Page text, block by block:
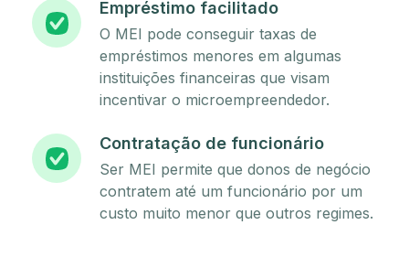
Empréstimo facilitado
O MEI pode conseguir taxas de
empréstimos menores em algumas
instituições financeiras que visam
incentivar o microempreendedor.
Contratação de funcionário
Ser MEI permite que donos de negócio
contratem até um funcionário por um
custo muito menor que outros regimes.